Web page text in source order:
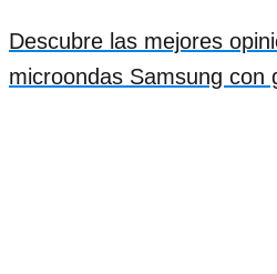
Descubre las mejores
microondas Samsung con